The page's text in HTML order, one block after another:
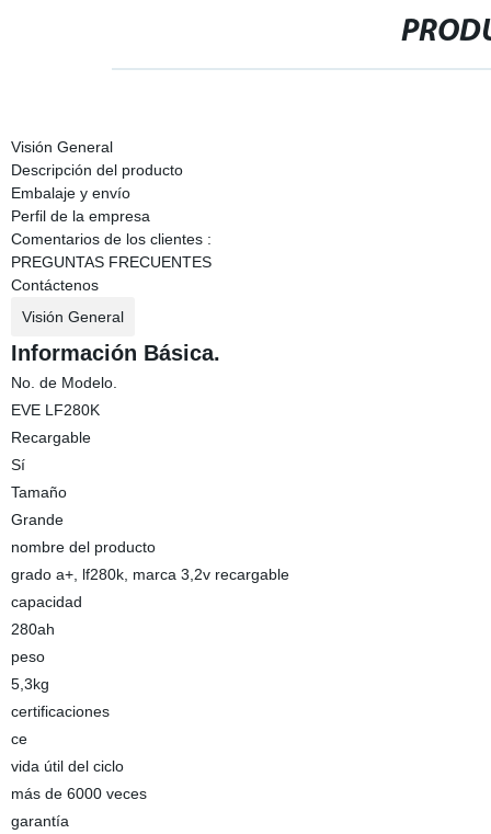
Visión General
Descripción del producto
Embalaje y envío
Perfil de la empresa
Comentarios de los clientes :
PREGUNTAS FRECUENTES
Contáctenos
Visión General
Información Básica.
No. de Modelo.
EVE LF280K
Recargable
Sí
Tamaño
Grande
nombre del producto
grado a+, lf280k, marca 3,2v recargable
capacidad
280ah
peso
5,3kg
certificaciones
ce
vida útil del ciclo
más de 6000 veces
garantía